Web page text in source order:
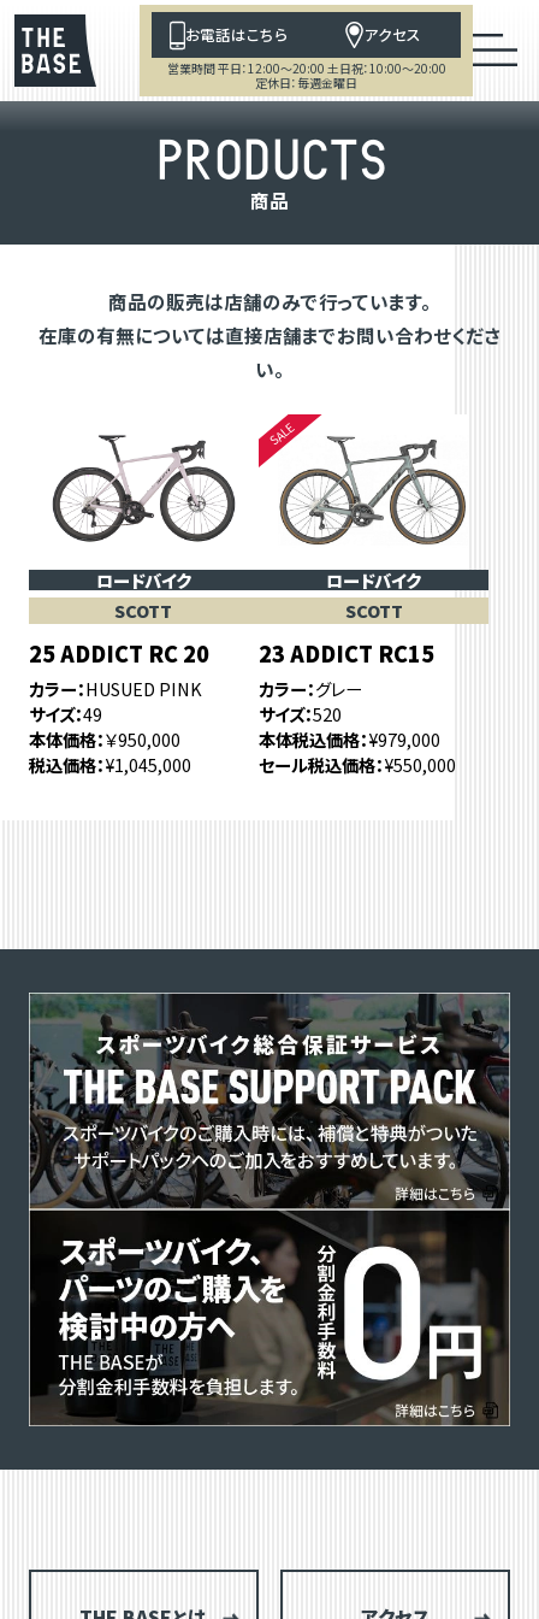
お電話はこちら アクセス
営業時間 平日：12:00～20:00 土日祝：10:00～20:00
定休日：毎週金曜日
PRODUCTS
商品
商品の販売は店舗のみで行っています。
在庫の有無については直接店舗までお問い合わせくださ
い。
ロードバイク
SCOTT
25 ADDICT RC 20
カラー HUSUED PINK
サイズ 49
本体価格 ￥950,000
税込価格 ¥1,045,000
ロードバイク
SCOTT
23 ADDICT RC15
カラー グレー
サイズ 520
本体税込価格 ¥979,000
セール税込価格 ¥550,000